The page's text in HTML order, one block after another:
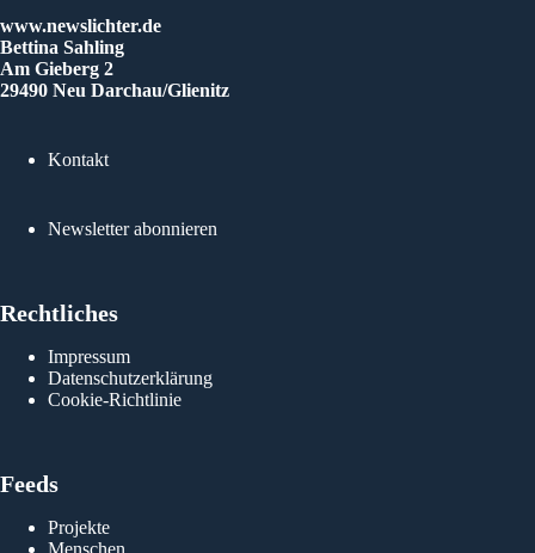
www.newslichter.de
Bettina Sahling
Am Gieberg 2
29490 Neu Darchau/Glienitz
Kontakt
Newsletter abonnieren
Rechtliches
Impressum
Datenschutzerklärung
Cookie-Richtlinie
Feeds
Projekte